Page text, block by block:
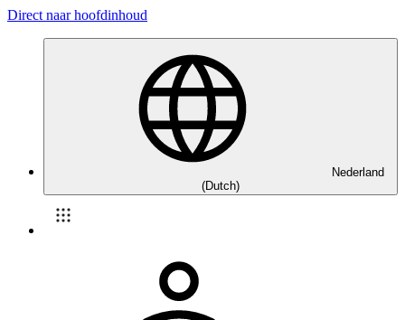
Direct naar hoofdinhoud
Nederland
(Dutch)